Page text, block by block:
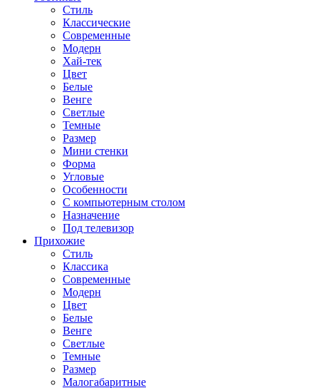
Стиль
Классические
Современные
Модерн
Хай-тек
Цвет
Белые
Венге
Светлые
Темные
Размер
Мини стенки
Форма
Угловые
Особенности
С компьютерным столом
Назначение
Под телевизор
Прихожие
Стиль
Классика
Современные
Модерн
Цвет
Белые
Венге
Светлые
Темные
Размер
Малогабаритные